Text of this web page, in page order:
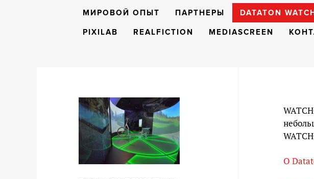
МИРОВОЙ ОПЫТ
ПАРТНЕРЫ
DATATON
PIXILAB
REALFICTION MEDIASCREEN
О